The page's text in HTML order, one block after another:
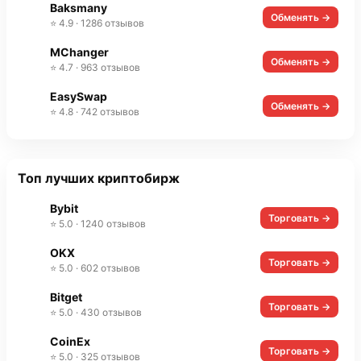
Baksmany
⭐ 4.9 · 1286 отзывов Обменять →
MChanger
⭐ 4.7 · 963 отзывов Обменять →
EasySwap
⭐ 4.8 · 742 отзывов Обменять →
Топ лучших криптобирж
Bybit
⭐ 5.0 · 1240 отзывов Торговать →
OKX
⭐ 5.0 · 602 отзывов Торговать →
Bitget
⭐ 5.0 · 430 отзывов Торговать →
CoinEx
⭐ 5.0 · 325 отзывов Торговать →